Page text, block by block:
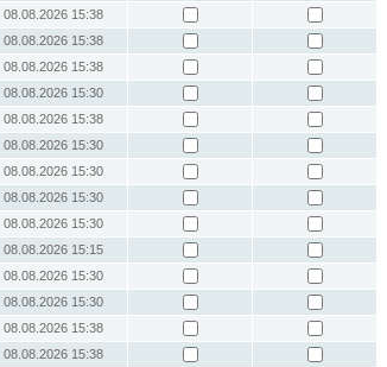
08.08.2026 15:38
08.08.2026 15:38
08.08.2026 15:38
08.08.2026 15:30
08.08.2026 15:38
08.08.2026 15:30
08.08.2026 15:30
08.08.2026 15:30
08.08.2026 15:30
08.08.2026 15:15
08.08.2026 15:30
08.08.2026 15:30
08.08.2026 15:38
08.08.2026 15:38